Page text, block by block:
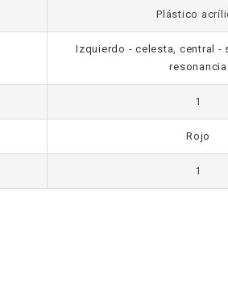
Plástico
Izquierdo - celesta, central -
resonancia
1
Rojo
1